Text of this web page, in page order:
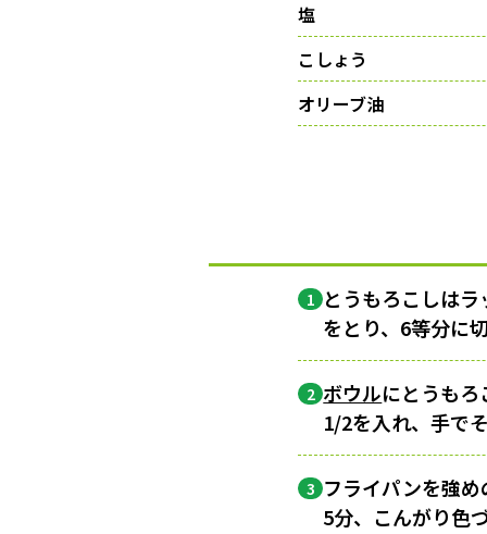
塩
こしょう
オリーブ油
1 とうもろこしは
をとり、6等分に
2 ボウルにとうも
1/2を入れ、手で
3 フライパンを強め
5分、こんがり色